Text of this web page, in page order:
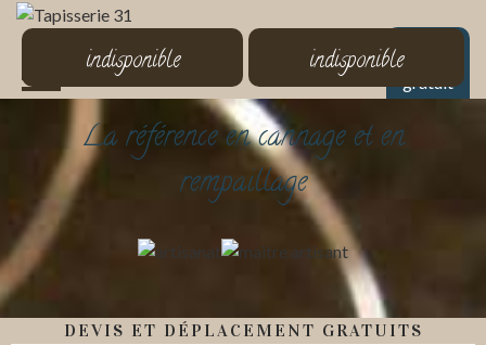
Devis
gratuit
indisponible indisponible
La référence en cannage et en
rempaillage
DEVIS ET DÉPLACEMENT GRATUITS